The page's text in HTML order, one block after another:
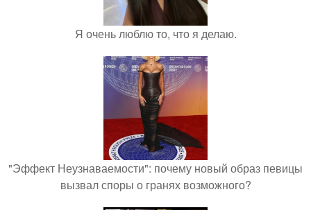
Я очень люблю то, что я делаю.
"Эффект Неузнаваемости": почему новый образ певицы
вызвал споры о гранях возможного?